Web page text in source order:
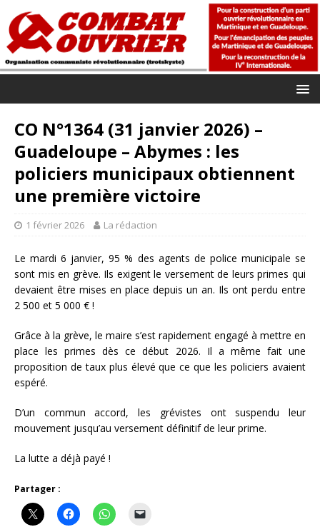
CO N°1364 (31 janvier 2026) –
Guadeloupe – Abymes : les
policiers municipaux obtiennent
une première victoire
1 février 2026 La rédaction
Le mardi 6 janvier, 95 % des agents de police municipale se
sont mis en grève. Ils exigent le versement de leurs primes qui
devaient être mises en place depuis un an. Ils ont perdu entre
2 500 et 5 000 € !
Grâce à la grève, le maire s’est rapidement engagé à mettre en
place les primes dès ce début 2026. Il a même fait une
proposition de taux plus élevé que ce que les policiers avaient
espéré.
D’un commun accord, les grévistes ont suspendu leur
mouvement jusqu’au versement définitif de leur prime.
La lutte a déjà payé !
Partager :